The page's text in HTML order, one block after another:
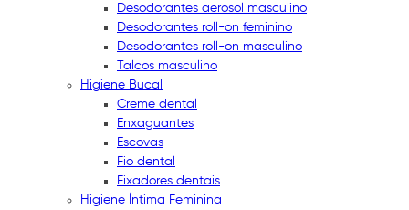
Desodorantes aerosol masculino
Desodorantes roll-on feminino
Desodorantes roll-on masculino
Talcos masculino
Higiene Bucal
Creme dental
Enxaguantes
Escovas
Fio dental
Fixadores dentais
Higiene Íntima Feminina